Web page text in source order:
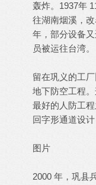
轰炸。1937年
往湖南烟溪，
年，部分设备
员被运往台湾。
留在巩义的工
地下防空工程
最好的人防工
回字形通道设
图片
2000 年，巩县